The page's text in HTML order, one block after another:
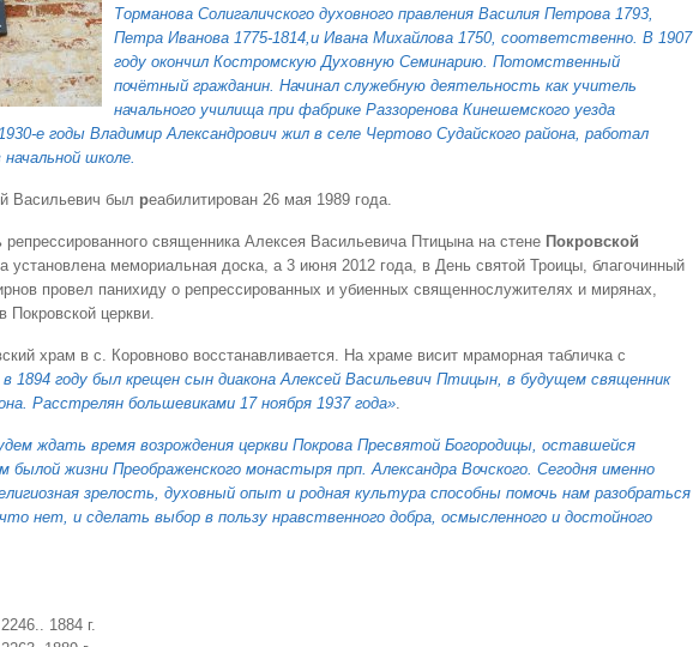
Торманова Солигаличского духовного правления Василия Петрова 1793,
Петра Иванова 1775-1814,и Ивана Михайлова 1750, соответственно. В 1907
году окончил Костромскую Духовную Семинарию. Потомственный
почётный гражданин. Начинал служебную деятельность как учитель
начального училища при фабрике Раззоренова Кинешемского уезда
е годы Владимир Александрович жил в селе Чертово Судайского района, работал
школе.
Васильевич был реабилитирован 26 мая 1989 года.
священника Алексея Васильевича Птицына на стене Покровской
установлена мемориальная доска, а 3 июня 2012 года, в День святой Троицы, благочинный
провел панихиду о репрессированных и убиенных священнослужителях и мирянах,
церкви.
храм в с. Коровново восстанавливается. На храме висит мраморная табличка с
1894 году был крещен сын диакона Алексей Васильевич Птицын, в будущем священник
Расстрелян большевиками 17 ноября 1937 года».
ждать время возрождения церкви Покрова Пресвятой Богородицы, оставшейся
жизни Преображенского монастыря прп. Александра Вочского. Сегодня именно
зрелость, духовный опыт и родная культура способны помочь нам разобраться
нет, и сделать выбор в пользу нравственного добра, осмысленного и достойного
1884 г.